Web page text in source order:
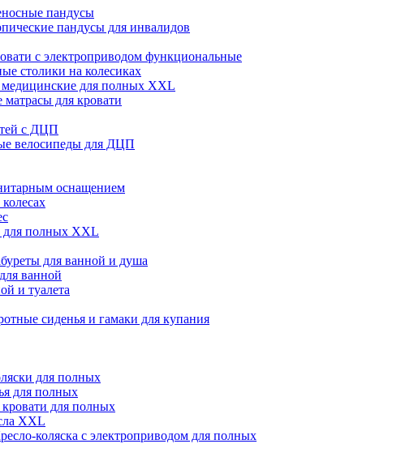
пандусы
пандусы для инвалидов
с электроприводом функциональные
столики на колесиках
для полных XXL
для кровати
с ДЦП
велосипеды для ДЦП
оснащением
для полных XXL
для ванной и душа
ванной
и туалета
сиденья и гамаки для купания
для полных
для полных
для полных
XXL
коляска с электроприводом для полных